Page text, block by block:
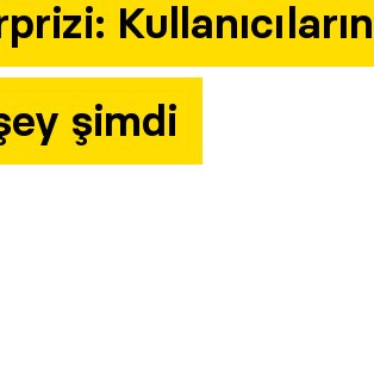
Kullanıcıların
şimdi